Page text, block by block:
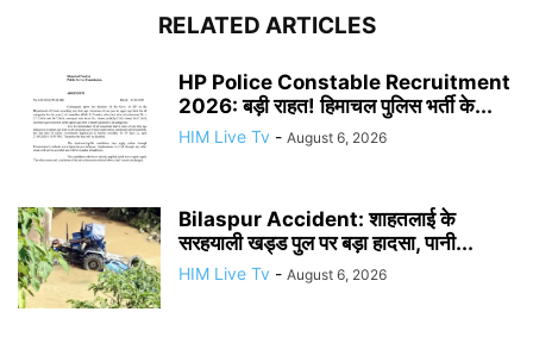
RELATED ARTICLES
HP Police Constable Recruitment
2026: बड़ी राहत! हिमाचल पुलिस भर्ती के...
HIM Live Tv - August 6, 2026
Bilaspur Accident: शाहतलाई के
सरहयाली खड्ड पुल पर बड़ा हादसा, पानी...
HIM Live Tv - August 6, 2026